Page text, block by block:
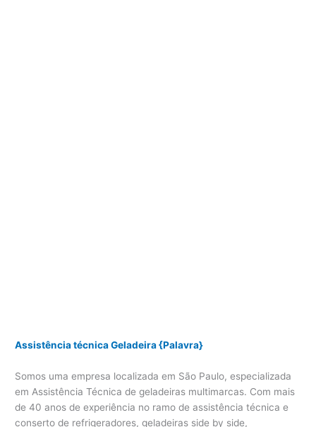
Assistência técnica Geladeira {Palavra}
Somos uma empresa localizada em São Paulo, especializada
em Assistência Técnica de geladeiras multimarcas. Com mais
de 40 anos de experiência no ramo de assistência técnica e
conserto de refrigeradores, geladeiras side by side,